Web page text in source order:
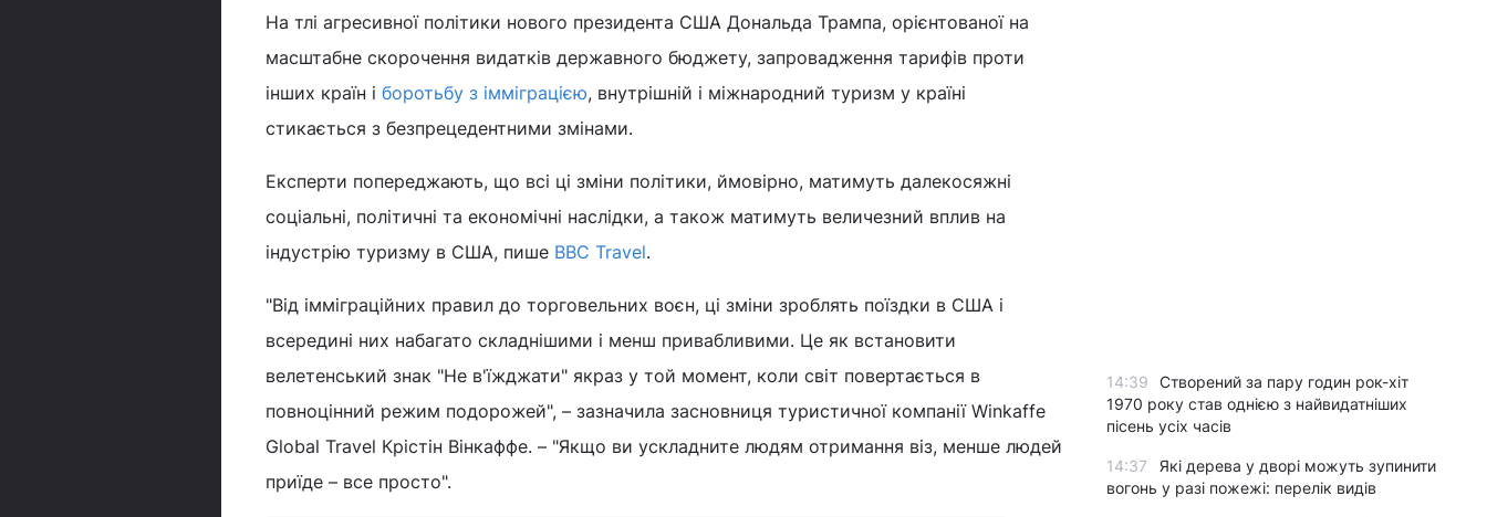
На тлі агресивної політики нового президента США Дональда Трампа, орієнтованої на
масштабне скорочення видатків державного бюджету, запровадження тарифів проти
інших країн і боротьбу з імміграцією, внутрішній і міжнародний туризм у країні
стикається з безпрецедентними змінами.
Експерти попереджають, що всі ці зміни політики, ймовірно, матимуть далекосяжні
соціальні, політичні та економічні наслідки, а також матимуть величезний вплив на
індустрію туризму в США, пише BBC Travel.
"Від імміграційних правил до торговельних воєн, ці зміни зроблять поїздки в США і
всередині них набагато складнішими і менш привабливими. Це як встановити
велетенський знак "Не в'їжджати" якраз у той момент, коли світ повертається в
повноцінний режим подорожей", – зазначила засновниця туристичної компанії Winkaffe
Global Travel Крістін Вінкаффе. – "Якщо ви ускладните людям отримання віз, менше людей
приїде – все просто".
14:39
Створений за пару годин рок-хіт
1970 року став однією з найвидатніших
пісень усіх часів
14:37
Які дерева у дворі можуть зупинити
вогонь у разі пожежі: перелік видів